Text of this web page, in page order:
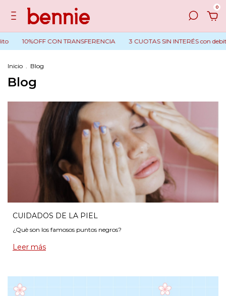
0
10%OFF CON TRANSFERENCIA 3 CUOTAS SIN INTERÉS con debito o
Inicio Blog
Blog
CUIDADOS DE LA PIEL
¿Què son los famosos puntos negros?
Leer más